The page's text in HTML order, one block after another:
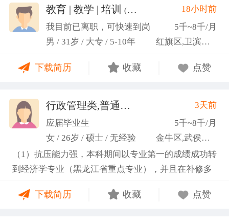
教育 | 教学 | 培训 (张福境)
18小时前
我目前已离职，可快速到岗
5千~8千/月
男 / 31岁 / 大专 / 5-10年
红旗区,卫滨区,牧野区
下载简历 收藏 点赞
行政管理类,普通教师类
3天前
应届毕业生
5千~8千/月
女 / 26岁 / 硕士 / 无经验
金牛区,武侯区,青羊区
（1）抗压能力强，本科期间以专业第一的成绩成功转
到经济学专业（黑龙江省重点专业），并且在补修多
学；研一刚入学就跟随导师参加多个项目书撰写，其
下载简历 收藏 点赞